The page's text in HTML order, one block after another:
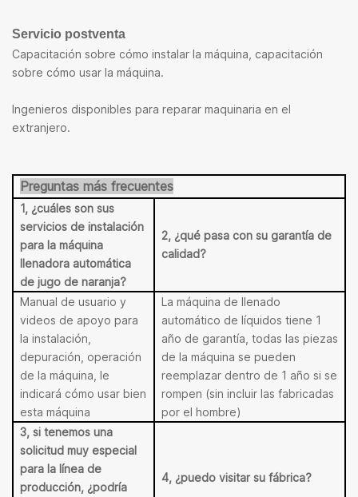
Servicio postventa
Capacitación sobre cómo instalar la máquina, capacitación
sobre cómo usar la máquina.
Ingenieros disponibles para reparar maquinaria en el
extranjero.
Preguntas más frecuentes
1, ¿cuáles son sus
servicios de instalación
para la máquina
llenadora automática
de jugo de naranja?
2, ¿qué pasa con su garantía de
calidad?
Manual de usuario y
videos de apoyo para
la instalación,
depuración, operación
de la máquina, le
indicará cómo usar bien
esta máquina
La máquina de llenado
automático de líquidos tiene 1
año de garantía, todas las piezas
de la máquina se pueden
reemplazar dentro de 1 año si se
rompen (sin incluir las fabricadas
por el hombre)
3, si tenemos una
solicitud muy especial
para la línea de
producción, ¿podría
4, ¿puedo visitar su fábrica?